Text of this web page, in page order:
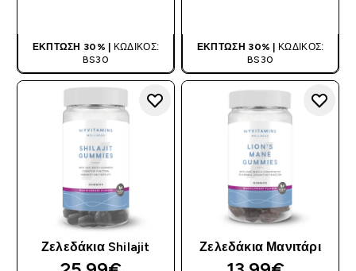
ΈΚΠΤΩΣΗ 30% |
ΚΩΔΙΚΌΣ:
BS30
ΈΚΠΤΩΣΗ 30% |
ΚΩΔΙΚΌΣ:
BS30
Ζελεδάκια Shilajit Ζελεδάκια Μανιτάρι